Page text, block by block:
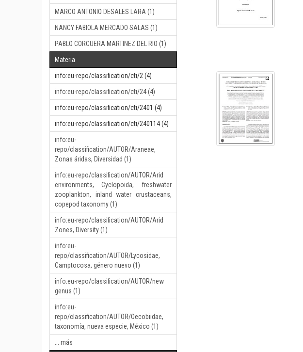
MARCO ANTONIO DESALES LARA (1)
NANCY FABIOLA MERCADO SALAS (1)
PABLO CORCUERA MARTINEZ DEL RIO (1)
Materia
info:eu-repo/classification/cti/2 (4)
info:eu-repo/classification/cti/24 (4)
info:eu-repo/classification/cti/2401 (4)
info:eu-repo/classification/cti/240114 (4)
info:eu-
repo/classification/AUTOR/Araneae,
Zonas áridas, Diversidad (1)
info:eu-repo/classification/AUTOR/Arid
environments, Cyclopoida, freshwater
zooplankton, inland water crustaceans,
copepod taxonomy (1)
info:eu-repo/classification/AUTOR/Arid
Zones, Diversity (1)
info:eu-
repo/classification/AUTOR/Lycosidae,
Camptocosa, género nuevo (1)
info:eu-repo/classification/AUTOR/new
genus (1)
info:eu-
repo/classification/AUTOR/Oecobiidae,
taxonomía, nueva especie, México (1)
... más